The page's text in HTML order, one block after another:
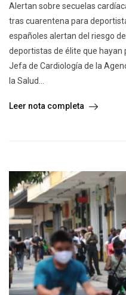
Alertan sobre secuelas
tras cuarentena para
españoles alertan del riesgo
deportistas de élite que hayan
Jefa de Cardiología de la
la Salud...
Leer nota completa